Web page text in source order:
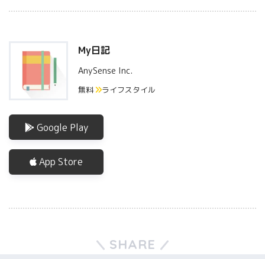
My日記
AnySense Inc.
無料 ライフスタイル
Google Play
App Store
SHARE